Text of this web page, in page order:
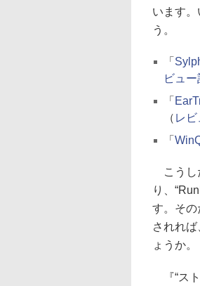
います
う。
「
ビュ
「
（ レ
「
こうし
り、
す。その
されれ
ょうか。
『“ス